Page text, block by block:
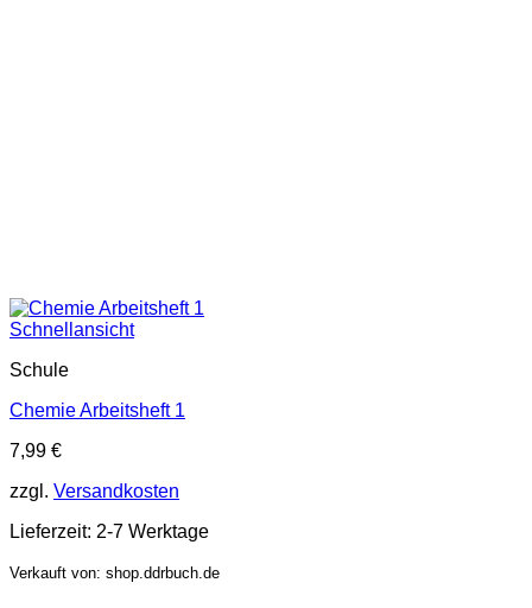
Schnellansicht
Schule
Chemie Arbeitsheft 1
7,99 €
zzgl. Versandkosten
Lieferzeit: 2-7 Werktage
Verkauft von: shop.ddrbuch.de